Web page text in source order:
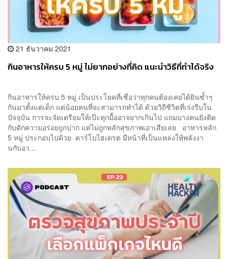
21 ธันวาคม 2021
กินอาหารให้ครบ 5 หมู่ ไม่ยากอย่างที่คิด แนะนำวิธีที่ทำได้จริง
กินอาหารให้ครบ 5 หมู่ เป็นประโยคที่เชื่อว่าทุกคนต้องเคยได้ยินซ้ำๆ
กันมาตั้งแต่เด็ก แต่น้อยคนที่จะสามารถทำได้ ด้วยวิถีชีวิตที่เร่งรีบใน
ปัจจุบัน การจะจัดเตรียมให้เป๊ะทุกมื้ออาจยากเกินไป แถมบางคนยังติด
กับดักความอร่อยถูกปาก แต่ไม่ถูกหลักสุขภาพเอาเสียเลย อาหารหลัก
5 หมู่ ประกอบไปด้วย คาร์โบไฮเดรต มีหน้าที่เป็นแหล่งให้พลังงา
นกับอว...